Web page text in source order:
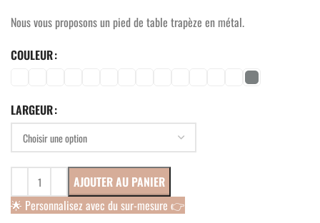
Nous vous proposons un pied de table trapèze en métal.
COULEUR
LARGEUR
AJOUTER AU PANIER
🌟 Personnalisez avec du sur-mesure 👉